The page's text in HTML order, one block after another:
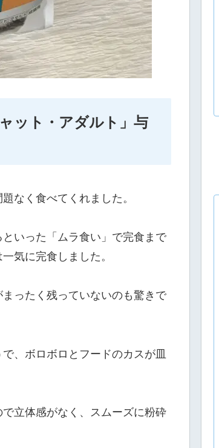
ット・アダルト」与
なく食べてくれました。
いった「ムラ食い」で完食まで
気に完食しました。
ったく残っていないのも驚きで
、ボロボロとフードのカスが皿
立体感がなく、スムーズに粉砕